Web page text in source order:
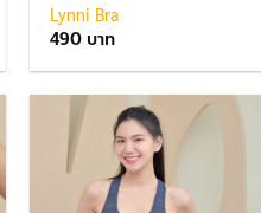
Lynni Bra
490